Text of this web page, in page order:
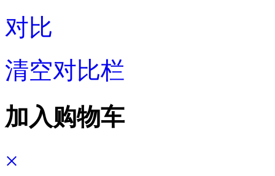
对比
清空对比栏
加入购物车
×